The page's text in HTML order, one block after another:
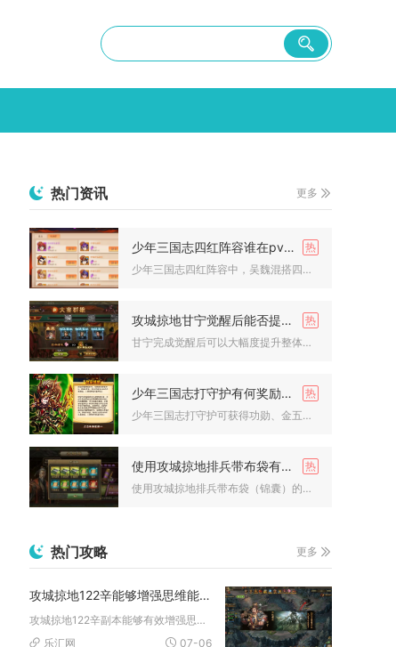
热门资讯 更多
少年三国志四红阵容谁在pvp中更具优势
少年三国志四红阵容中，吴魏混搭四红（周瑜、小乔、曹操、郭嘉）...
攻城掠地甘宁觉醒后能否提高战力
甘宁完成觉醒后可以大幅度提升整体战力，战力提升分为基础属性增...
少年三国志打守护有何奖励可获得
少年三国志打守护可获得功勋、金五铢钱、地脉精华、元宝、装备经...
使用攻城掠地排兵带布袋有什么注意事项
使用攻城掠地排兵带布袋（锦囊）的核心，是按武将定位与战场场景...
热门攻略 更多
攻城掠地122辛能够增强思维能力吗
攻城掠地122辛副本能够有效增强思维能力，该副本多重博弈机制...
乐汇网
07-06